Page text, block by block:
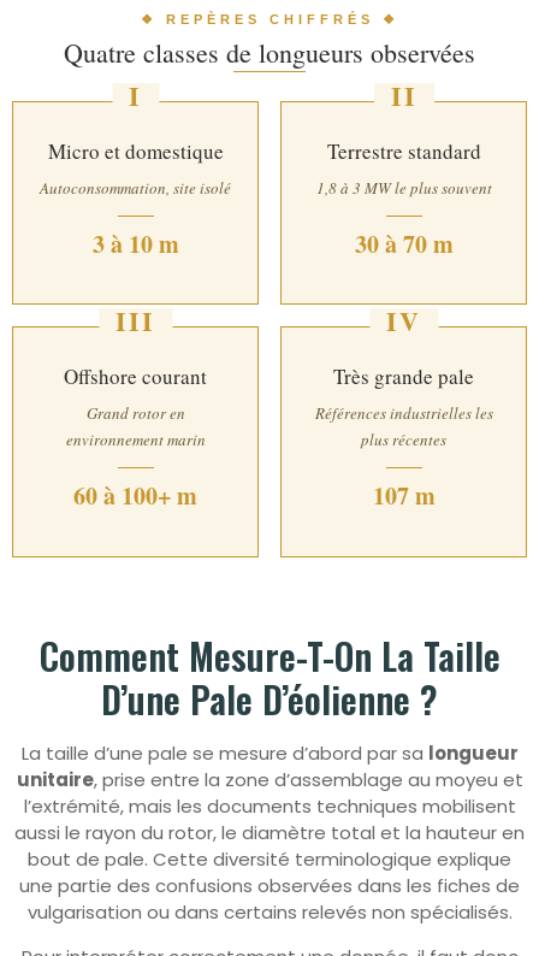
❖ REPÈRES CHIFFRÉS ❖
Quatre classes de longueurs observées
I
Micro et domestique
Autoconsommation, site isolé
3 à 10 m
II
Terrestre standard
1,8 à 3 MW le plus souvent
30 à 70 m
III
Offshore courant
Grand rotor en
environnement marin
60 à 100+ m
IV
Très grande pale
Références industrielles les
plus récentes
107 m
Comment Mesure-T-On La Taille
D’une Pale D’éolienne ?
La taille d’une pale se mesure d’abord par sa longueur
unitaire, prise entre la zone d’assemblage au moyeu et
l’extrémité, mais les documents techniques mobilisent
aussi le rayon du rotor, le diamètre total et la hauteur en
bout de pale. Cette diversité terminologique explique
une partie des confusions observées dans les fiches de
vulgarisation ou dans certains relevés non spécialisés.